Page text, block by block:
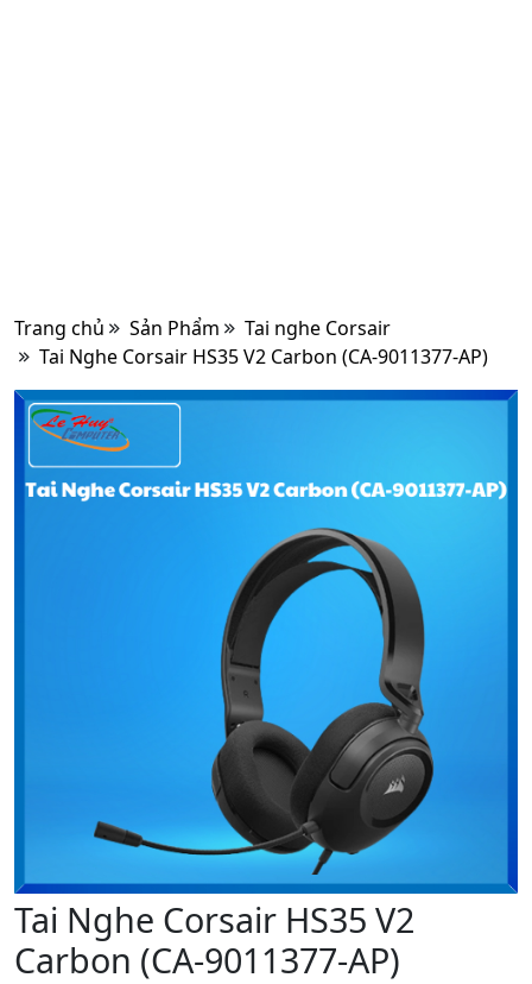
Trang chủ Sản Phẩm
Tai nghe Corsair
Tai Nghe Corsair HS35 V2 Carbon (CA-9011377-AP)
Tai Nghe Corsair HS35 V2
Carbon (CA-9011377-AP)